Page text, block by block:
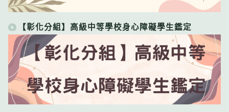
【彰化分組】高級中等學校身心障礙學生鑑定